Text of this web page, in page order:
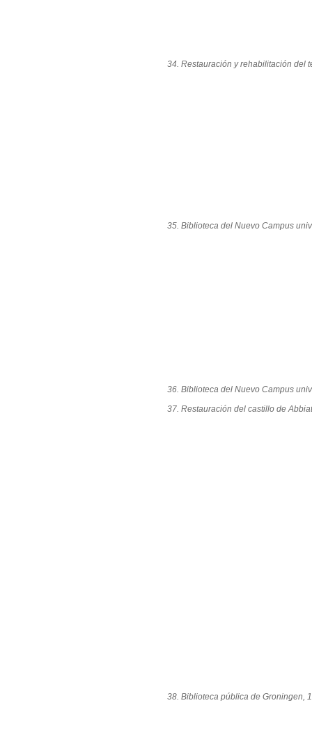
34. Restauración y rehabilitación del
35. Biblioteca del Nuevo Campus
36. Biblioteca del Nuevo Campus
37. Restauración del castillo de
38. Biblioteca pública de Groningen,